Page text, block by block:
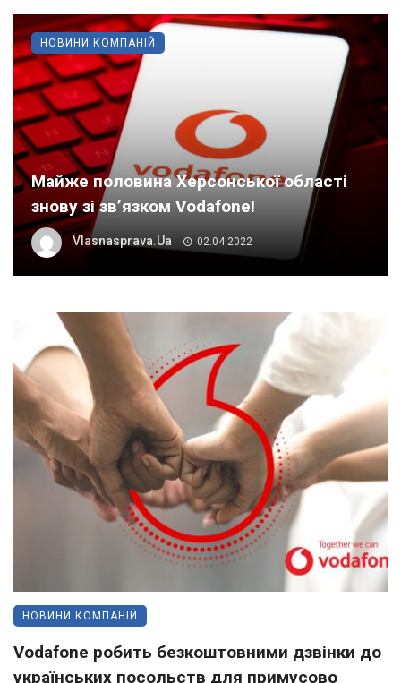
Майже половина Херсонської області
знову зі зв’язком Vodafone!
Vlasnasprava.ua 02.04.2022
НОВИНИ КОМПАНІЙ
НОВИНИ КОМПАНІЙ
Vodafone робить безкоштовними дзвінки до
українських посольств для примусово